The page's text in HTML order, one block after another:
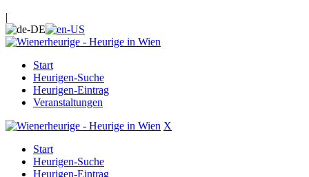
|
Start
Heurigen-Suche
Heurigen-Eintrag
Veranstaltungen
X
Start
Heurigen-Suche
Heurigen-Eintrag